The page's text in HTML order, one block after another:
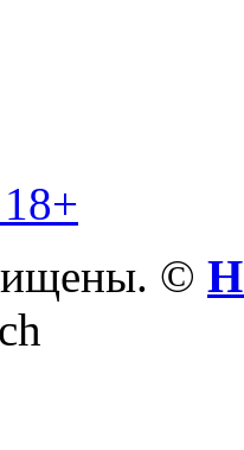
©